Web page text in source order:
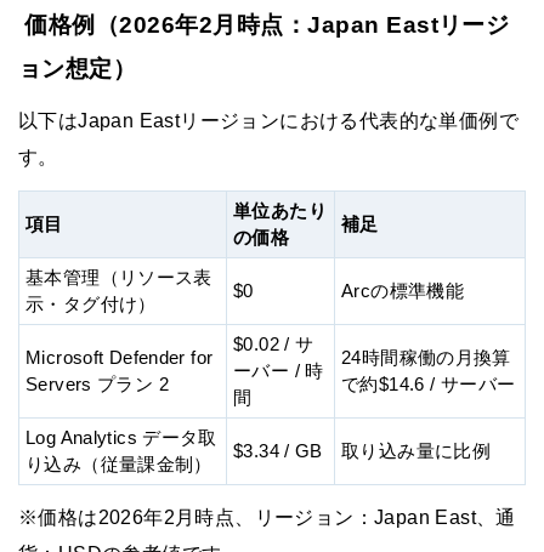
価格例（2026年2月時点：Japan Eastリージ
ョン想定）
以下はJapan Eastリージョンにおける代表的な単価例で
す。
項目
単位あたり
の価格
補足
基本管理（リソース表
示・タグ付け）
$0 Arcの標準機能
Microsoft Defender for
Servers プラン 2
$0.02 / サ
ーバー / 時
間
24時間稼働の月換算
で約$14.6 / サーバー
Log Analytics データ取
り込み（従量課金制）
$3.34 / GB 取り込み量に比例
※価格は2026年2月時点、リージョン：Japan East、通